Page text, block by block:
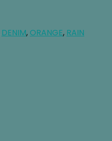
DENIM,ORANGE, RAIN